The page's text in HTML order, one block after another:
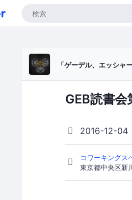
「ゲーデル、エッシャ
GEB読書
2016-12-04
コワーキングス
東京都中央区新